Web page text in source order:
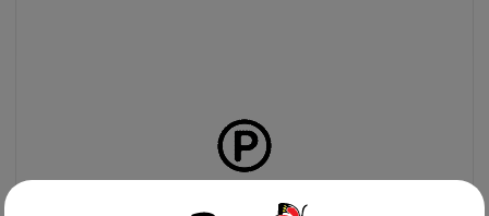
Препоръчително професионално химическо чистене.